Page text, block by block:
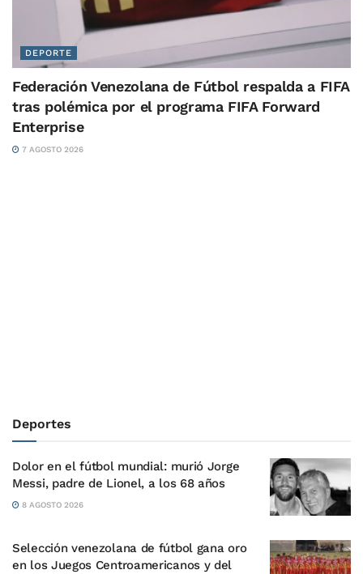
DEPORTE
Federación Venezolana de Fútbol respalda a FIFA
tras polémica por el programa FIFA Forward
Enterprise
7 AGOSTO 2026
Deportes
Dolor en el fútbol mundial: murió Jorge
Messi, padre de Lionel, a los 68 años
8 AGOSTO 2026
Selección venezolana de fútbol gana oro
en los Juegos Centroamericanos y del